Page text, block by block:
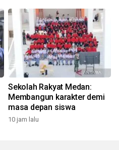
Sekolah Rakyat Medan:
Membangun karakter demi
masa depan siswa
10 jam lalu